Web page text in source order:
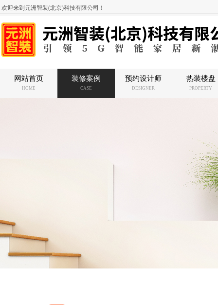
欢迎来到元洲智装(北京)科技有限公司！
网站首页
HOME
装修案例
CASE
预约设计师
DESIGNER
热装楼盘
PROPERTY